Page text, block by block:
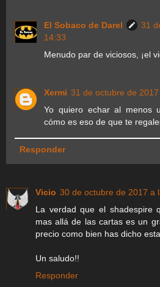
El Sobaco de Darel
31
14:33
Menudo par de viciosos, ¡el
Xermi 31 de octubre de
Yo quiero echar al menos
cómo es eso de que te
Responder
Vicio 30 de octubre de 2017 a
La verdad que el shadespire
mas allá de las cartas es un
precio como bien has dicho
Un saludo!!
Responder